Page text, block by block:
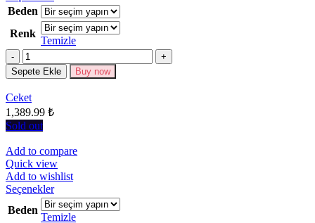
ürünün
birden
fazla
varyasyonu
Seçenekler
seçilebilir
Beden
Renk
Temizle
Miktar
Sepete Ekle Buy now
Ceket
1,389.99 ₺
Sold out
Add to compare
Quick view
Add to wishlist
SeçeneklerBu
ürünün
birden
Beden
Temizle